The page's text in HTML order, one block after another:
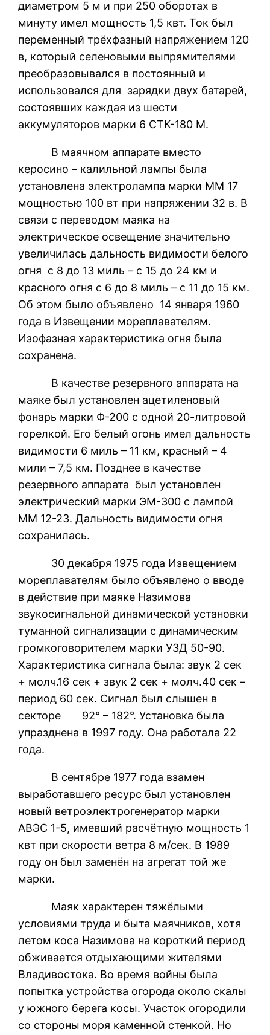
диаметром 5 м и при 250 оборотах в
минуту имел мощность 1,5 квт. Ток был
переменный трёхфазный напряжением 120
в, который селеновыми выпрямителями
преобразовывался в постоянный и
использовался для зарядки двух батарей,
состоявших каждая из шести
аккумуляторов марки 6 СТК-180 М.
В маячном аппарате вместо
керосино – калильной лампы была
установлена электролампа марки ММ 17
мощностью 100 вт при напряжении 32 в. В
связи с переводом маяка на
электрическое освещение значительно
увеличилась дальность видимости белого
огня с 8 до 13 миль – с 15 до 24 км и
красного огня с 6 до 8 миль – с 11 до 15 км.
Об этом было объявлено 14 января 1960
года в Извещении мореплавателям.
Изофазная характеристика огня была
сохранена.
В качестве резервного аппарата на
маяке был установлен ацетиленовый
фонарь марки Ф-200 с одной 20-литровой
горелкой. Его белый огонь имел дальность
видимости 6 миль – 11 км, красный – 4
мили – 7,5 км. Позднее в качестве
резервного аппарата был установлен
электрический марки ЭМ-300 с лампой
ММ 12-23. Дальность видимости огня
сохранилась.
30 декабря 1975 года Извещением
мореплавателям было объявлено о вводе
в действие при маяке Назимова
звукосигнальной динамической установки
туманной сигнализации с динамическим
громкоговорителем марки УЗД 50-90.
Характеристика сигнала была: звук 2 сек
+ молч.16 сек + звук 2 сек + молч.40 сек –
период 60 сек. Сигнал был слышен в
секторе 92° – 182°. Установка была
упразднена в 1997 году. Она работала 22
года.
В сентябре 1977 года взамен
выработавшего ресурс был установлен
новый ветроэлектрогенератор марки
АВЭС 1-5, имевший расчётную мощность 1
квт при скорости ветра 8 м/сек. В 1989
году он был заменён на агрегат той же
марки.
Маяк характерен тяжёлыми
условиями труда и быта маячников, хотя
летом коса Назимова на короткий период
обживается отдыхающими жителями
Владивостока. Во время войны была
попытка устройства огорода около скалы
у южного берега косы. Участок огородили
со стороны моря каменной стенкой. Но